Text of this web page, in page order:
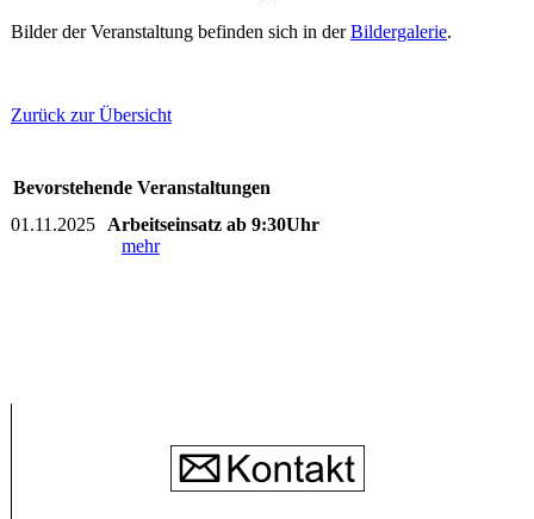
Bilder der Veranstaltung befinden sich in derBildergalerie.
Zurück zur Übersicht
Bevorstehende Veranstaltungen
01.11.2025
Arbeitseinsatz ab 9:30Uhr
mehr